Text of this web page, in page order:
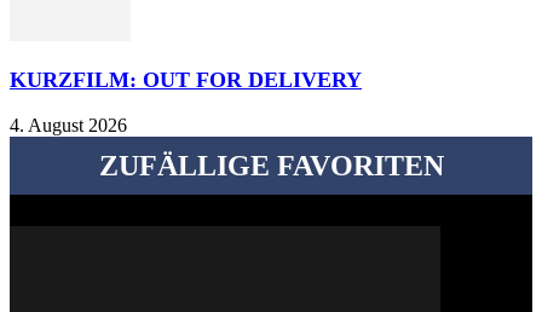
KURZFILM: OUT FOR DELIVERY
4. August 2026
ZUFÄLLIGE FAVORITEN